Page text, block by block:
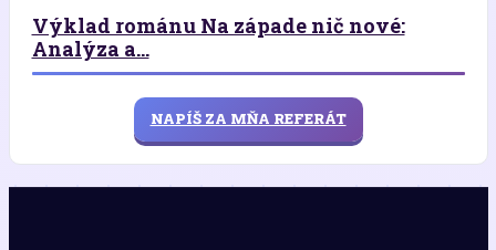
Výklad románu Na západe nič nové:
Analýza a...
NAPÍŠ ZA MŇA REFERÁT